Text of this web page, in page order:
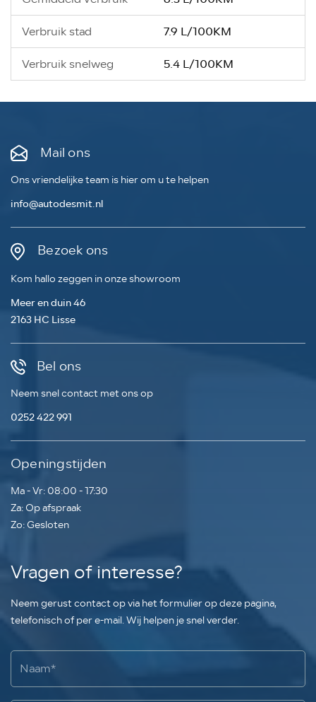
Verbruik stad 7.9 L/100KM
Verbruik snelweg 5.4 L/100KM
Mail ons
Ons vriendelijke team is hier om u te helpen
info@autodesmit.nl
Bezoek ons
Kom hallo zeggen in onze showroom
Meer en duin 46
2163 HC Lisse
Bel ons
Neem snel contact met ons op
0252 422 991
Openingstijden
Ma - Vr: 08:00 - 17:30
Za: Op afspraak
Zo: Gesloten
Vragen of interesse?
Neem gerust contact op via het formulier op deze pagina,
telefonisch of per e-mail. Wij helpen je snel verder.